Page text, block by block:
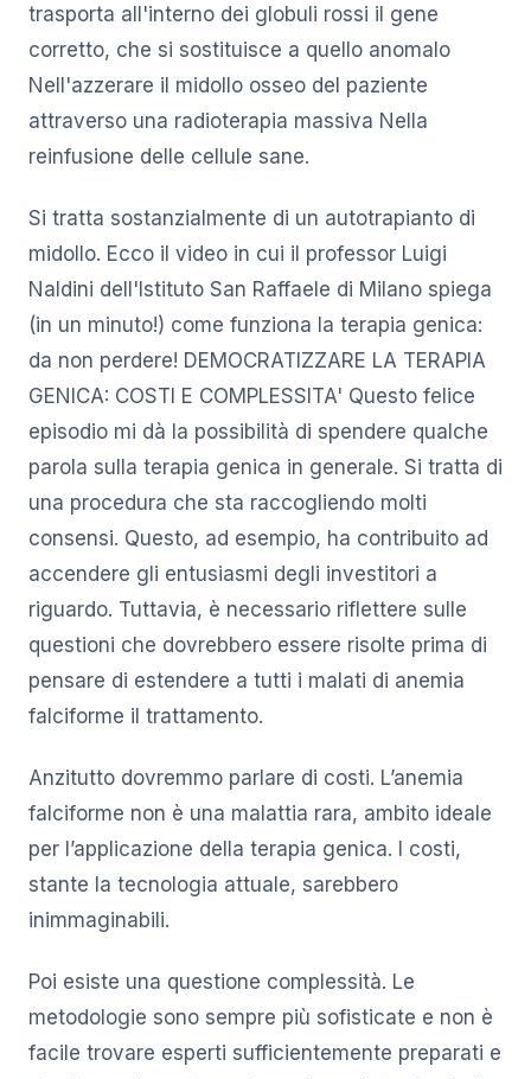
trasporta all'interno dei globuli rossi il gene
corretto, che si sostituisce a quello anomalo
Nell'azzerare il midollo osseo del paziente
attraverso una radioterapia massiva Nella
reinfusione delle cellule sane.
Si tratta sostanzialmente di un autotrapianto di
midollo. Ecco il video in cui il professor Luigi
Naldini dell'Istituto San Raffaele di Milano spiega
(in un minuto!) come funziona la terapia genica:
da non perdere! DEMOCRATIZZARE LA TERAPIA
GENICA: COSTI E COMPLESSITA' Questo felice
episodio mi dà la possibilità di spendere qualche
parola sulla terapia genica in generale. Si tratta di
una procedura che sta raccogliendo molti
consensi. Questo, ad esempio, ha contribuito ad
accendere gli entusiasmi degli investitori a
riguardo. Tuttavia, è necessario riflettere sulle
questioni che dovrebbero essere risolte prima di
pensare di estendere a tutti i malati di anemia
falciforme il trattamento.
Anzitutto dovremmo parlare di costi. L’anemia
falciforme non è una malattia rara, ambito ideale
per l’applicazione della terapia genica. I costi,
stante la tecnologia attuale, sarebbero
inimmaginabili.
Poi esiste una questione complessità. Le
metodologie sono sempre più sofisticate e non è
facile trovare esperti sufficientemente preparati e